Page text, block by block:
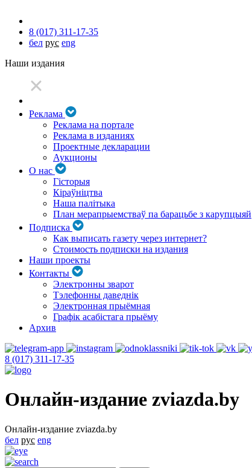
8 (017) 311-17-35
бел рус eng
Наши издания
Реклама
Реклама на портале
Реклама в изданиях
Проектные декларации
Аукционы
О нас
Гісторыя
Кіраўніцтва
Наша палітыка
План мерапрыемстваў па барацьбе з карупцыяй
Подписка
Как выписать газету через интернет?
Стоимость подписки на издания
Наши проекты
Контакты
Электронны зварот
Тэлефонны даведнік
Электронная прыёмная
Графік асабістага прыёму
Архив
8 (017) 311-17-35
Онлайн-издание zviazda.by
Онлайн-издание zviazda.by
бел рус eng